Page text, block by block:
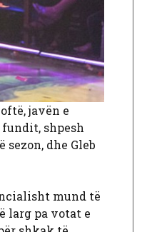
javën e
shpesh
dhe Gleb
mund të
larg pa votat e